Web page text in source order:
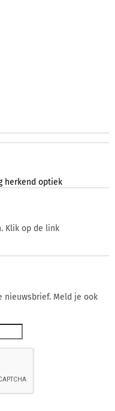
herkend optiek
Klik op de link
nieuwsbrief. Meld je ook